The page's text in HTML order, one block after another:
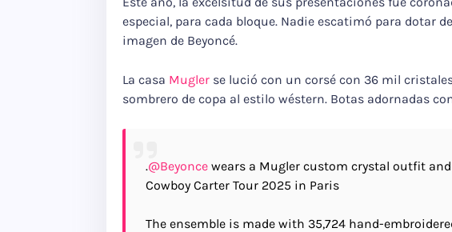
especial, para cada bloque. Nadie escatimó para dotar
imagen de Beyoncé.
La casa Mugler se lució con un corsé con 36 mil
sombrero de copa al estilo wéstern. Botas adornadas
.@Beyonce wears a Mugler custom crystal outfit
Cowboy Carter Tour 2025 in Paris
The ensemble is made with 35,724 hand-